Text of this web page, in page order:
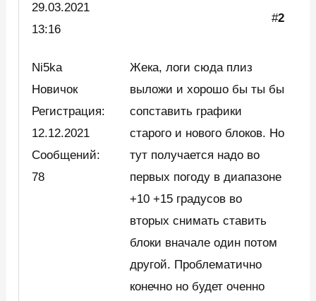
29.03.2021
13:16
#2
Ni5ka
Новичок
Регистрация:
12.12.2021
Сообщений:
78
Жека, логи сюда плиз
выложи и хорошо бы ты бы
сопставить графики
старого и нового блоков. Но
тут получается надо во
первых погоду в диапазоне
+10 +15 градусов во
вторых снимать ставить
блоки вначале один потом
другой. Проблематично
конечно но будет оченно